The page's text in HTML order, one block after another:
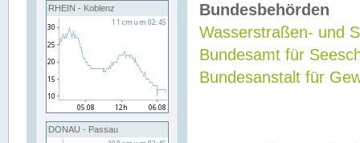
RHEIN - Koblenz
DONAU - Passau
Bundesbehörden
Wasserstraßen- und
Bundesamt für
Bundesanstalt für